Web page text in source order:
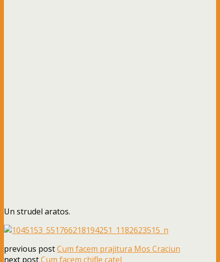
Un strudel aratos.
previous postCum facem prajitura Mos Craciun
next postCum facem chifle catel